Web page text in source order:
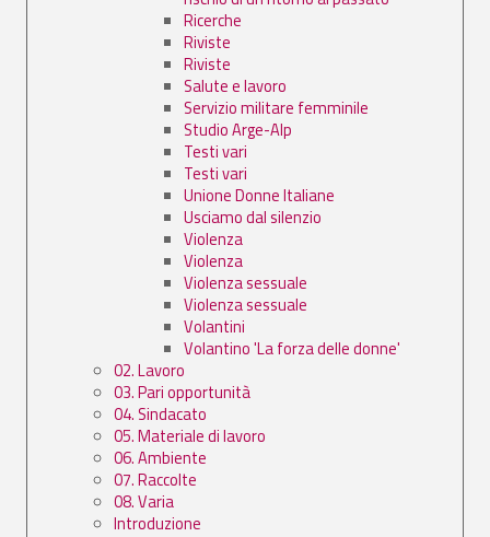
Ricerche
Riviste
Riviste
Salute e lavoro
Servizio militare femminile
Studio Arge-Alp
Testi vari
Testi vari
Unione Donne Italiane
Usciamo dal silenzio
Violenza
Violenza
Violenza sessuale
Violenza sessuale
Volantini
Volantino 'La forza delle donne'
02. Lavoro
03. Pari opportunità
04. Sindacato
05. Materiale di lavoro
06. Ambiente
07. Raccolte
08. Varia
Introduzione